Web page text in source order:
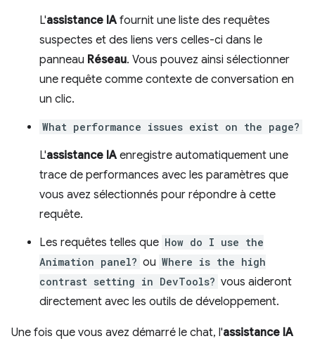
L'assistance IA fournit une liste des requêtes
suspectes et des liens vers celles-ci dans le
panneau Réseau. Vous pouvez ainsi sélectionner
une requête comme contexte de conversation en
un clic.
What performance issues exist on the page?
L'assistance IA enregistre automatiquement une
trace de performances avec les paramètres que
vous avez sélectionnés pour répondre à cette
requête.
Les requêtes telles que How do I use the
Animation panel? ou Where is the high
contrast setting in DevTools? vous aideront
directement avec les outils de développement.
Une fois que vous avez démarré le chat, l'assistance IA